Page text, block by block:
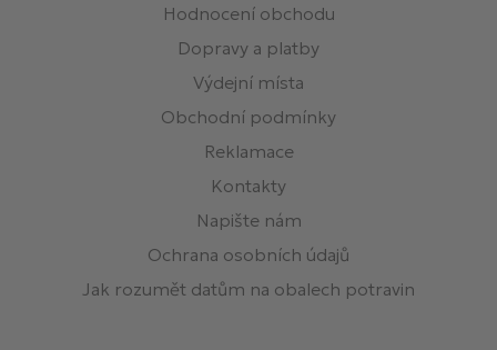
Hodnocení obchodu
Dopravy a platby
Výdejní místa
Obchodní podmínky
Reklamace
Kontakty
Napište nám
Ochrana osobních údajů
Jak rozumět datům na obalech potravin